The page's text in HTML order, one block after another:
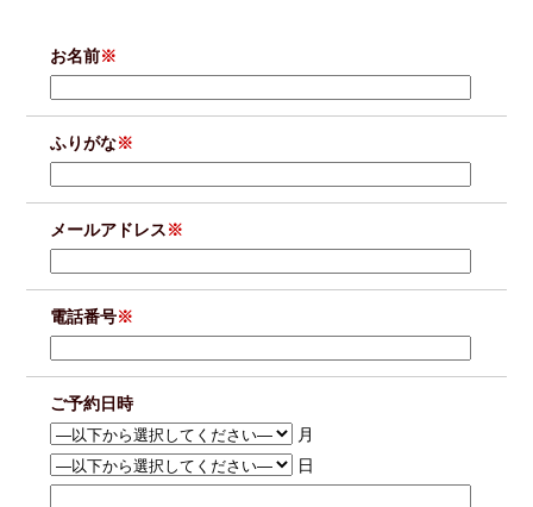
お名前※
ふりがな※
メールアドレス ※
電話番号※
ご予約日時
月
日